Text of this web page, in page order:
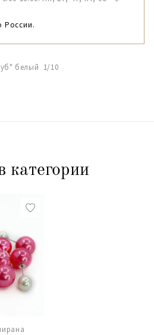
России.
белый 1/10
категории